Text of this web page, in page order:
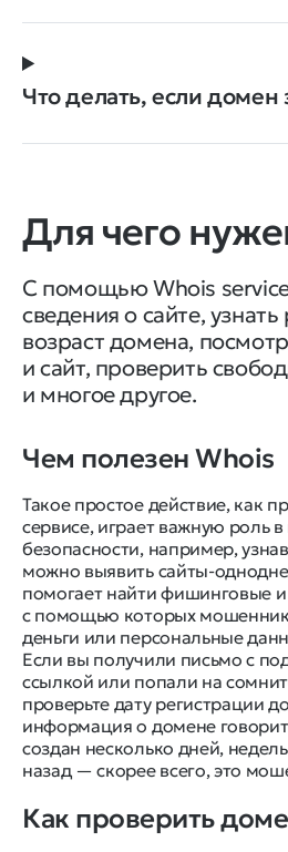
Что делать, если домен
Для чего
С помощью Whois
сведения о сайте, узнать
возраст домена,
и сайт, проверить
и многое другое.
Чем полезен Whois
Такое простое действие, как
сервисе, играет важную роль
безопасности, например,
можно выявить сайты-
помогает найти фишинговые
с помощью которых
деньги или персональные
Если вы получили письмо с
ссылкой или попали на
проверьте дату регистрации
информация о домене
создан несколько дней,
назад — скорее всего, это
Как проверить